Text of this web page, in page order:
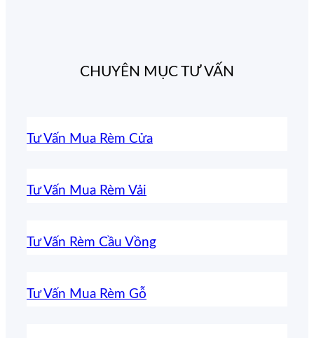
CHUYÊN MỤC TƯ VẤN
Tư Vấn Mua Rèm Cửa
Tư Vấn Mua Rèm Vải
Tư Vấn Rèm Cầu Vồng
Tư Vấn Mua Rèm Gỗ